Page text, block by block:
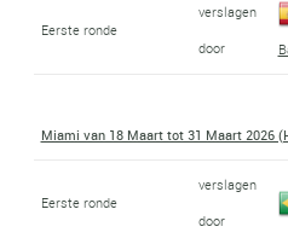
Eerste ronde
verslagen
door
Miami van 18 Maart tot 31 Maart 2026
Eerste ronde
verslagen
door